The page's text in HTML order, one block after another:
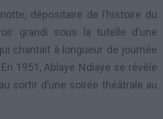
dépositaire de l’histoire du
grandi sous la tutelle d’une
chantait à longueur de journée
1951, Ablaye Ndiaye se révèle
sortir d’une soirée théâtrale au